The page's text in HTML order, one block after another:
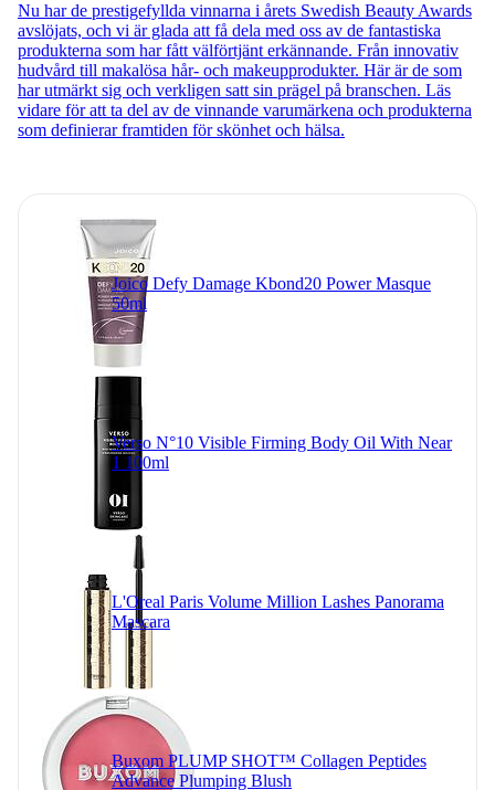
Nu har de prestigefyllda vinnarna i årets Swedish Beauty Awards
avslöjats, och vi är glada att få dela med oss av de fantastiska
produkterna som har fått välförtjänt erkännande. Från innovativ
hudvård till makalösa hår- och makeupprodukter. Här är de som
har utmärkt sig och verkligen satt sin prägel på branschen. Läs
vidare för att ta del av de vinnande varumärkena och produkterna
som definierar framtiden för skönhet och hälsa.
Joico Defy Damage Kbond20 Power Masque
50ml
Verso N°10 Visible Firming Body Oil With Near
1 100ml
L'Oreal Paris Volume Million Lashes Panorama
Mascara
Buxom PLUMP SHOT™ Collagen Peptides
Advance Plumping Blush